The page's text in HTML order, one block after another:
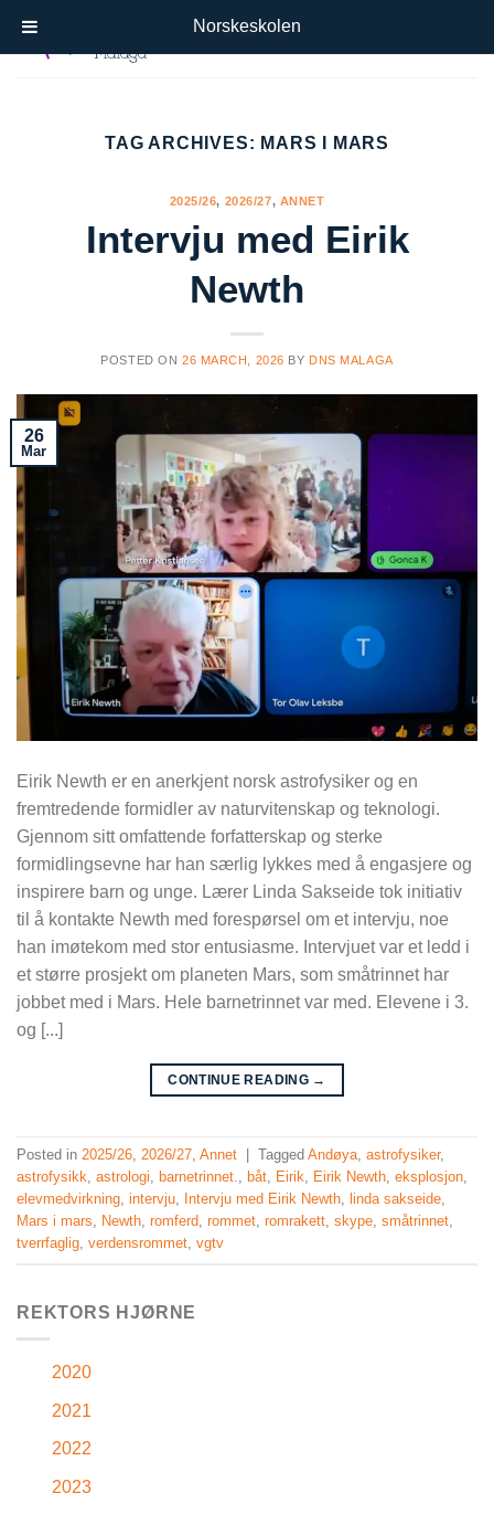
TAG ARCHIVES: MARS I MARS
2025/26, 2026/27, ANNET
Intervju med Eirik
Newth
POSTED ON 26 MARCH, 2026 BY DNS MALAGA
26
Mar
Eirik Newth er en anerkjent norsk astrofysiker og en
fremtredende formidler av naturvitenskap og teknologi.
Gjennom sitt omfattende forfatterskap og sterke
formidlingsevne har han særlig lykkes med å engasjere og
inspirere barn og unge. Lærer Linda Sakseide tok initiativ
til å kontakte Newth med forespørsel om et intervju, noe
han imøtekom med stor entusiasme. Intervjuet var et ledd i
et større prosjekt om planeten Mars, som småtrinnet har
jobbet med i Mars. Hele barnetrinnet var med. Elevene i 3.
og [...]
CONTINUE READING →
Posted in 2025/26 2026/27 Annet Tagged Andøya astrofysiker,
astrofysikk astrologi barnetrinnet. båt Eirik Eirik Newth eksplosjon
elevmedvirkning intervju Intervju med Eirik Newth linda sakseide
Mars i mars
Newth romferd rommet romrakett skype småtrinnet
tverrfaglig verdensrommet vgtv
REKTORS HJØRNE
2020
2021
2022
2023
Norskeskolen